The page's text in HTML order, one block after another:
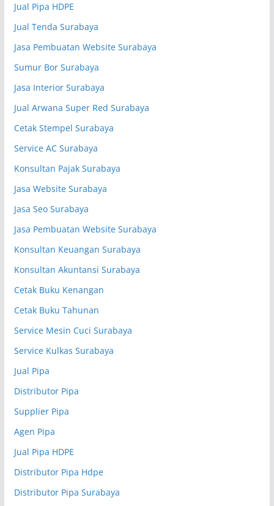
Jual Pipa HDPE
Jual Tenda Surabaya
Jasa Pembuatan Website Surabaya
Sumur Bor Surabaya
Jasa Interior Surabaya
Jual Arwana Super Red Surabaya
Cetak Stempel Surabaya
Service AC Surabaya
Konsultan Pajak Surabaya
Jasa Website Surabaya
Jasa Seo Surabaya
Jasa Pembuatan Website Surabaya
Konsultan Keuangan Surabaya
Konsultan Akuntansi Surabaya
Cetak Buku Kenangan
Cetak Buku Tahunan
Service Mesin Cuci Surabaya
Service Kulkas Surabaya
Jual Pipa
Distributor Pipa
Supplier Pipa
Agen Pipa
Jual Pipa HDPE
Distributor Pipa Hdpe
Distributor Pipa Surabaya